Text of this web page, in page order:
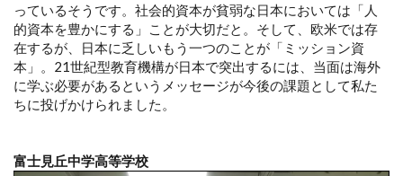
っているそうです。社会的資本が貧弱な日本においては「人
的資本を豊かにする」ことが大切だと。そして、欧米では存
在するが、日本に乏しいもう一つのことが「ミッション資
本」。21世紀型教育機構が日本で突出するには、当面は海外
に学ぶ必要があるというメッセージが今後の課題として私た
ちに投げかけられました。
富士見丘中学高等学校